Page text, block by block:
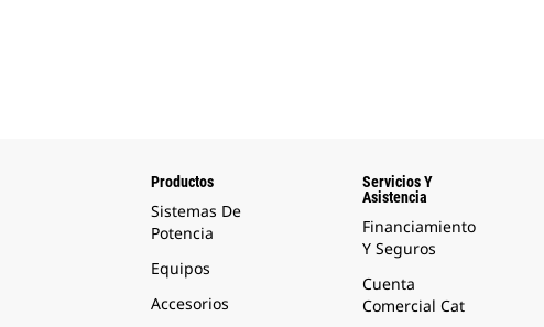
Productos
Sistemas De
Potencia
Equipos
Accesorios
Servicios Y
Asistencia
Financiamiento
Y Seguros
Cuenta
Comercial Cat